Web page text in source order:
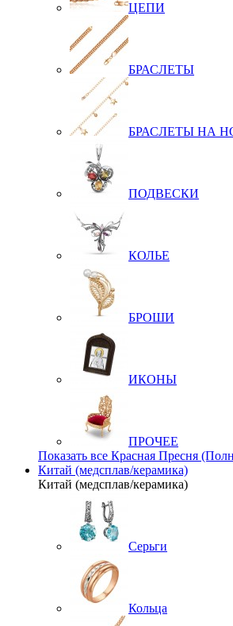
ЦЕПИ
БРАСЛЕТЫ
БРАСЛЕТЫ НА
ПОДВЕСКИ
КОЛЬЕ
БРОШИ
ИКОНЫ
ПРОЧЕЕ
Показать все Красная Пресня
Китай (медсплав/керамика)
Китай (медсплав/керамика)
Серьги
Кольца